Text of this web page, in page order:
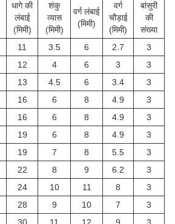
धागे की
लंबाई
(मिमी)
शंकु
व्यास
(मिमी)
वर्ग लंबाई
(मिमी)
वर्ग
चौड़ाई
(मिमी)
बांसुरी
की
संख्या
11 3.5 6 2.7
3
12 4 6 3
3
13 4.5 6 3.4
3
16 6 8 4.9
3
16 6 8 4.9
3
19 6 8 4.9
3
19 7 8 5.5
3
22 8 9 6.2
3
24 10 11 8
3
28 9 10 7
3